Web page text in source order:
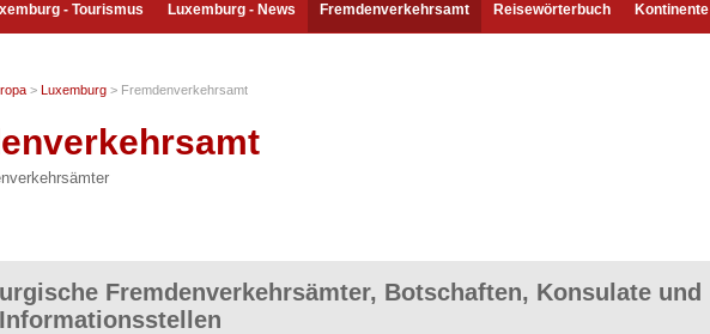
- Tourismus Luxemburg - News Fremdenverkehrsamt Reisewörterbuch Kontinente
> Luxemburg > Fremdenverkehrsamt
Fremdenverkehrsämter, Botschaften, Konsulate und